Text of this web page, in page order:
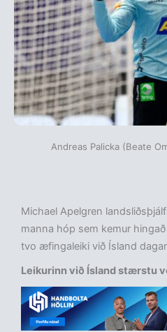
Andreas Palicka (Beate
Michael Apelgren
manna hóp sem kemur
tvo æfingaleiki við Ísland
Leikurinn við Ísland stærstu